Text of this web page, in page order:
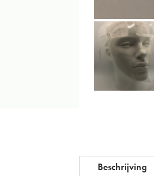
Beschrijving